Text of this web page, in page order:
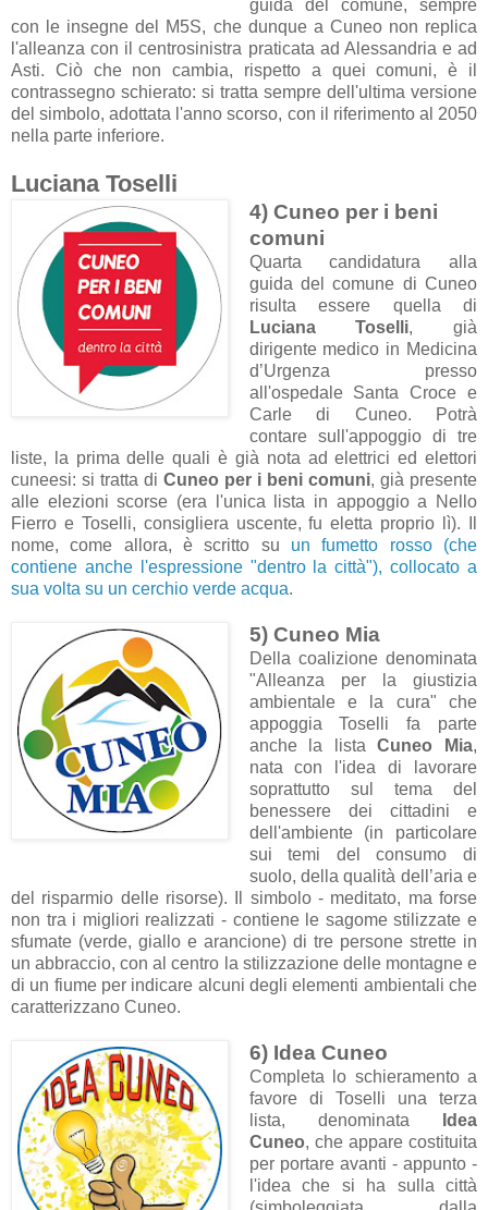
guida del comune, sempre
con le insegne del M5S, che dunque a Cuneo non replica
l'alleanza con il centrosinistra praticata ad Alessandria e ad
Asti. Ciò che non cambia, rispetto a quei comuni, è il
contrassegno schierato: si tratta sempre dell'ultima versione
del simbolo, adottata l'anno scorso, con il riferimento al 2050
nella parte inferiore.
Luciana Toselli
4) Cuneo per i beni
comuni
Quarta candidatura alla
guida del comune di Cuneo
risulta essere quella di
Luciana Toselli, già
dirigente medico in Medicina
d’Urgenza presso
all'ospedale Santa Croce e
Carle di Cuneo. Potrà
contare sull'appoggio di tre
liste, la prima delle quali è già nota ad elettrici ed elettori
cuneesi: si tratta di Cuneo per i beni comuni, già presente
alle elezioni scorse (era l'unica lista in appoggio a Nello
Fierro e Toselli, consigliera uscente, fu eletta proprio lì). Il
nome, come allora, è scritto su un fumetto rosso (che
contiene anche l'espressione "dentro la città"), collocato a
sua volta su un cerchio verde acqua.
5) Cuneo Mia
Della coalizione denominata
"Alleanza per la giustizia
ambientale e la cura" che
appoggia Toselli fa parte
anche la listaCuneo Mia,
nata con l'idea di lavorare
soprattutto sul tema del
benessere dei cittadini e
dell'ambiente (in particolare
sui temi del consumo di
suolo, della qualità dell’aria e
del risparmio delle risorse). Il simbolo - meditato, ma forse
non tra i migliori realizzati - contiene le sagome stilizzate e
sfumate (verde, giallo e arancione) di tre persone strette in
un abbraccio, con al centro la stilizzazione delle montagne e
di un fiume per indicare alcuni degli elementi ambientali che
caratterizzano Cuneo.
6) Idea Cuneo
Completa lo schieramento a
favore di Toselli una terza
lista, denominata
Idea
Cuneo, che appare costituita
per portare avanti - appunto -
l'idea che si ha sulla città